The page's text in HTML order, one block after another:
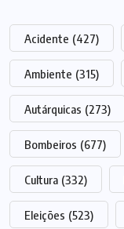
Acidente (427)
Ambiente (315)
Autárquicas (273)
Bombeiros (677)
Cultura (332)
Eleições (523)